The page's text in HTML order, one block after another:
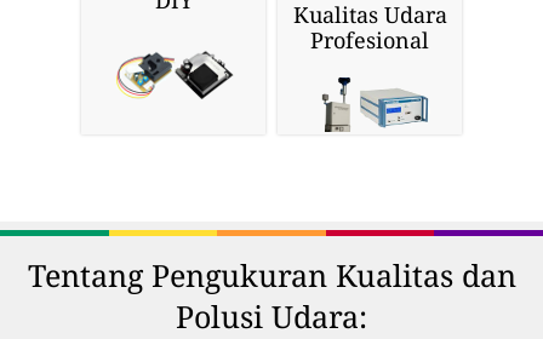
Kualitas Udara
Profesional
Tentang Pengukuran Kualitas dan
Polusi Udara: